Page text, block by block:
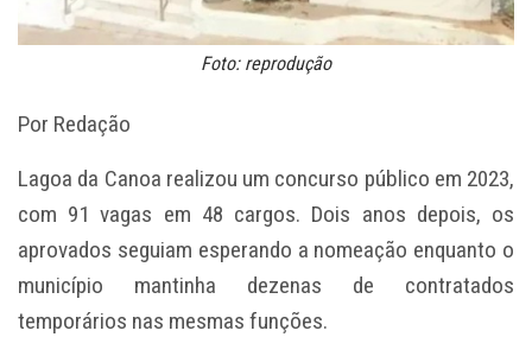
Foto: reprodução
Por Redação
Lagoa da Canoa realizou um concurso público em 2023,
com 91 vagas em 48 cargos. Dois anos depois, os
aprovados seguiam esperando a nomeação enquanto o
município mantinha dezenas de contratados
temporários nas mesmas funções.